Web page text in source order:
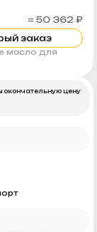
= 50 362 ₽
заказ
масло для
окончательную цену